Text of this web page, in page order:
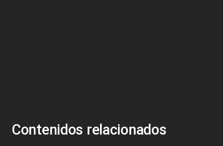
Contenidos relacionados